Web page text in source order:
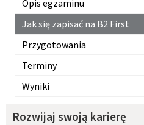
Opis egzaminu
Jak się zapisać na B2 First
Przygotowania
Terminy
Wyniki
Rozwijaj swoją karierę